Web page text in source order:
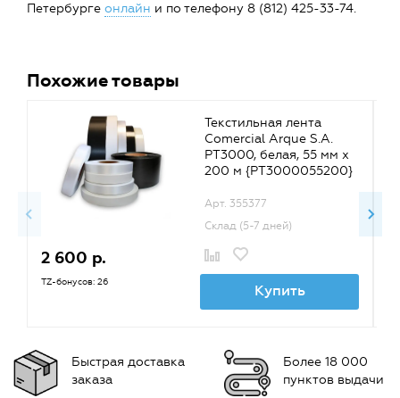
Петербурге онлайн и по телефону 8 (812) 425-33-74.
Похожие товары
Текстильная лента
Comercial Arque S.A.
PT3000, белая, 55 мм x
200 м {PT3000055200}
Арт. 355377
Склад (5-7 дней)
2 600 р.
TZ-бонусов: 26 Купить
Быстрая доставка
заказа
Более 18 000
пунктов выдачи